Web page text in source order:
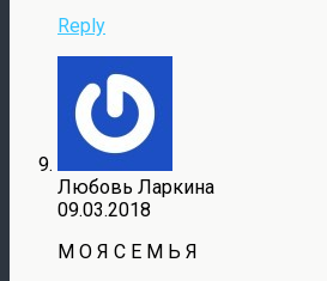
Reply
Любовь Ларкина
09.03.2018
М О Я С Е М Ь Я